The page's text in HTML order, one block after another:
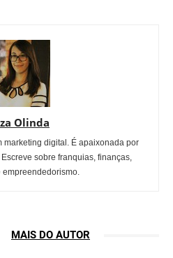
Olinda
marketing digital. É apaixonada por
sobre franquias, finanças,
empreendedorismo.
MAIS DO AUTOR